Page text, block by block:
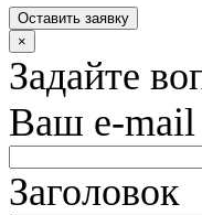
Оставить заявку
×
Задайте
Ваш e-mail
Заголовок